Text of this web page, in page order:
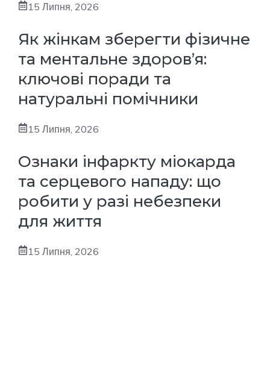
15 Липня, 2026
Як жінкам зберегти фізичне
та ментальне здоров’я:
ключові поради та
натуральні помічники
15 Липня, 2026
Ознаки інфаркту міокарда
та серцевого нападу: що
робити у разі небезпеки
для життя
15 Липня, 2026